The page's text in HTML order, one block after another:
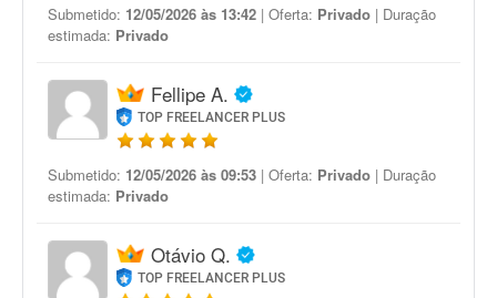
Submetido: 12/05/2026 às 13:42 | Oferta: Privado | Duração
estimada: Privado
Fellipe A.
TOP FREELANCER PLUS
Submetido: 12/05/2026 às 09:53 | Oferta: Privado | Duração
estimada: Privado
Otávio Q.
TOP FREELANCER PLUS